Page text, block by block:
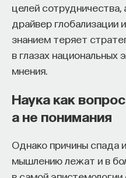
целей сотрудничества,
драйвер глобализации
знанием теряет
в глазах национальных
мнения.
Наука как
а не понимания
Однако причины спада
мышлению лежат и в
220 публикаций
СТРОИТЕЛИ БУДУЩЕГО